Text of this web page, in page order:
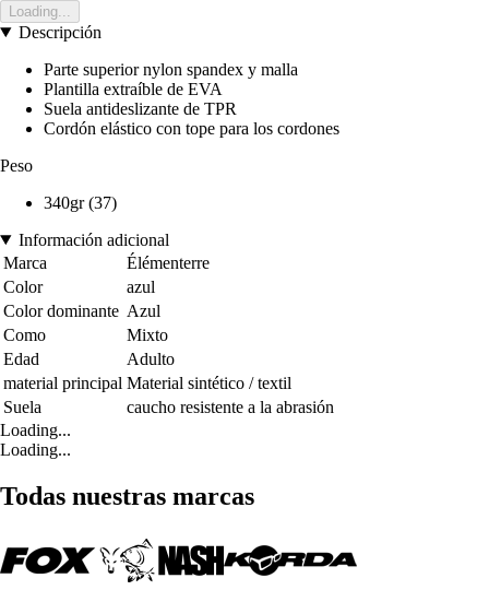
Loading...
Descripción
Parte superior nylon spandex y malla
Plantilla extraíble de EVA
Suela antideslizante de TPR
Cordón elástico con tope para los cordones
Peso
340gr (37)
Información adicional
Marca
Élémenterre
Color
azul
Color dominante Azul
Como
Mixto
Edad
Adulto
material principal Material sintético / textil
Suela
caucho resistente a la abrasión
Loading...
Loading...
Todas nuestras marcas